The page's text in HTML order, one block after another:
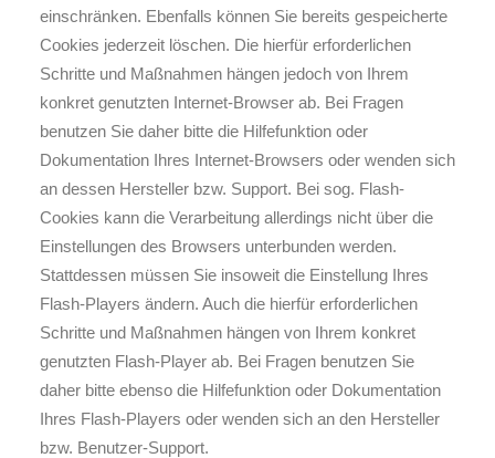
einschränken. Ebenfalls können Sie bereits gespeicherte
Cookies jederzeit löschen. Die hierfür erforderlichen
Schritte und Maßnahmen hängen jedoch von Ihrem
konkret genutzten Internet-Browser ab. Bei Fragen
benutzen Sie daher bitte die Hilfefunktion oder
Dokumentation Ihres Internet-Browsers oder wenden sich
an dessen Hersteller bzw. Support. Bei sog. Flash-
Cookies kann die Verarbeitung allerdings nicht über die
Einstellungen des Browsers unterbunden werden.
Stattdessen müssen Sie insoweit die Einstellung Ihres
Flash-Players ändern. Auch die hierfür erforderlichen
Schritte und Maßnahmen hängen von Ihrem konkret
genutzten Flash-Player ab. Bei Fragen benutzen Sie
daher bitte ebenso die Hilfefunktion oder Dokumentation
Ihres Flash-Players oder wenden sich an den Hersteller
bzw. Benutzer-Support.